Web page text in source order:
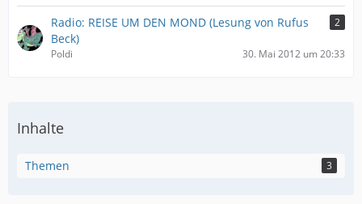
Radio: REISE UM DEN MOND (Lesung von Rufus
Beck)
2
Poldi 30. Mai 2012 um 20:33
Inhalte
Themen 3